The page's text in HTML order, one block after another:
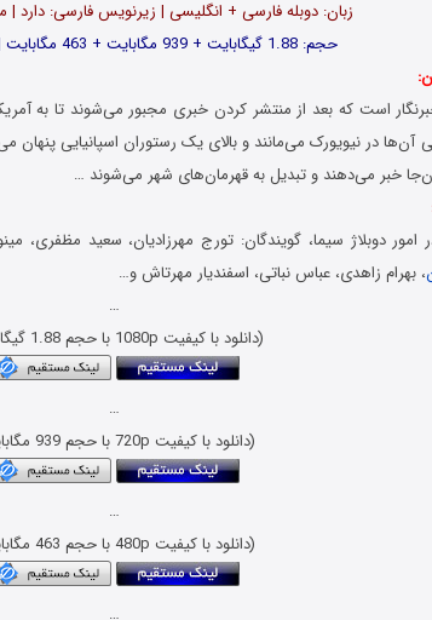
زبان: دوبله فارسی + انگلیسی | زیرنویس فارسی: دارد | مدت
حجم: 1.88 گیگابایت + 939 مگابایت + 463 مگابایت | امتیاز: 5.8 از 10
است که بعد از منتشر کردن خبری مجبور می‌شوند تا به
آن‌ها در نیویورک می‌مانند و بالای یک رستوران اسپانیایی
آن‌جا خبر می‌دهند و تبدیل به قهرمان‌های شهر می‌شوند …
امور دوبلاژ سیما، گویندگان: تورج مهرزادیان، سعید مظفری،
، بهرام زاهدی، عباس نباتی، اسفندیار مهرتاش و…
…
(دانلود با کیفیت 1080p با حجم 1.88 گیگابایت)
…
(دانلود با کیفیت 720p با حجم 939 مگابایت)
…
(دانلود با کیفیت 480p با حجم 463 مگابایت)
…